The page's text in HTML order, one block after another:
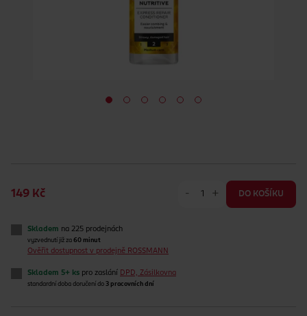
149 Kč - + DO KOŠÍKU
Skladem na 225 prodejnách
vyzvednutí již za 60 minut
Ověřit dostupnost v prodejně ROSSMANN
Skladem 5+ ks pro zaslání DPD, Zásilkovna
standardní doba doručení do 3 pracovních dní